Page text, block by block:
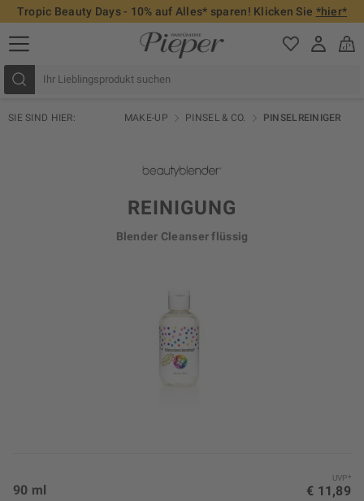
Tropic Beauty Days - 10% auf Alles* sparen! Klicken Sie *hier*
SIE SIND HIER: MAKE-UP PINSEL & CO. PINSELREINIGER
REINIGUNG
Blender Cleanser flüssig
UVP*
€ 11,89
90 ml